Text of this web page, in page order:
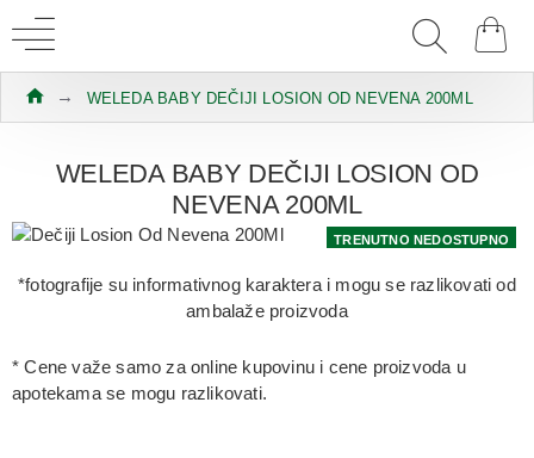
WELEDA BABY DEČIJI LOSION OD NEVENA 200ML
WELEDA BABY DEČIJI LOSION OD
NEVENA 200ML
TRENUTNO NEDOSTUPNO
*fotografije su informativnog karaktera i mogu se razlikovati od
ambalaže proizvoda
* Cene važe samo za online kupovinu i cene proizvoda u
apotekama se mogu razlikovati.